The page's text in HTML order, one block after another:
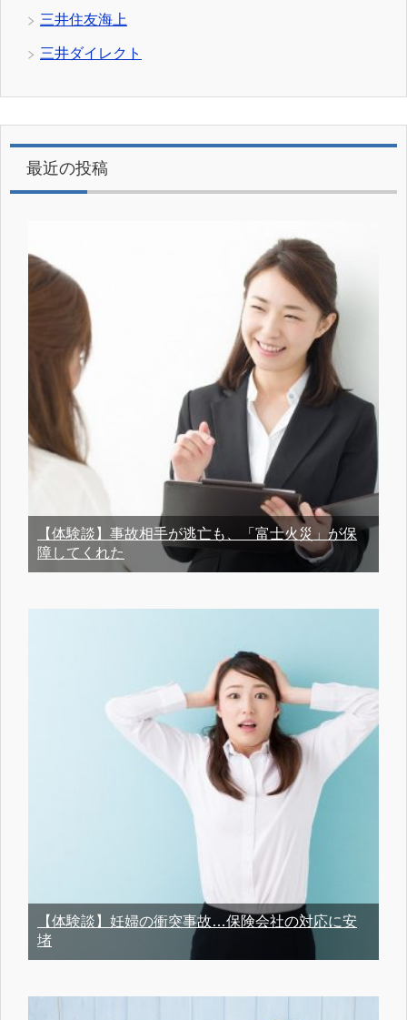
三井住友海上
三井ダイレクト
最近の投稿
【体験談】事故相手が逃亡も、「富士火災」が保
障してくれた
【体験談】妊婦の衝突事故…保険会社の対応に安
堵